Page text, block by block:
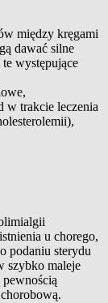
między kręgami
dawać silne
występujące
w trakcie leczenia
u chorego,
podaniu sterydu
szybko maleje